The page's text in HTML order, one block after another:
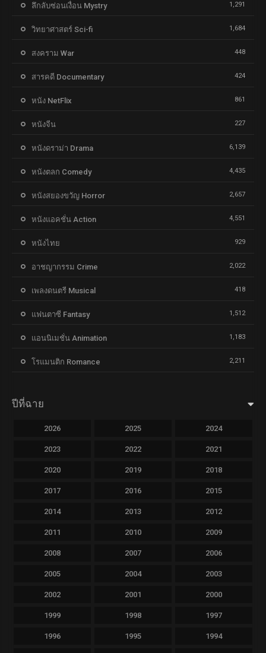
ลึกลับซ่อนเงื่อน Mystry 1,291
วิทยาศาสตร์ Sci-fi 1,684
สงคราม War 448
สารคดี Documentary 424
หนัง NetFlix 861
หนังจีน 227
หนังดราม่า Drama 6,139
หนังตลก Comedy 4,435
หนังสยองขวัญ Horror 2,657
หนังแอคชั่น Action 4,551
หนังไทย 929
อาชญากรรม Crime 2,022
เพลงดนตรี Musical 418
แฟนตาซี Fantasy 1,512
แอนนิเมชั่น Animation 1,183
โรแมนติก Romance 2,211
ปีที่ฉาย
2026 2025 2024
2023 2022 2021
2020 2019 2018
2017 2016 2015
2014 2013 2012
2011 2010 2009
2008 2007 2006
2005 2004 2003
2002 2001 2000
1999 1998 1997
1996 1995 1994